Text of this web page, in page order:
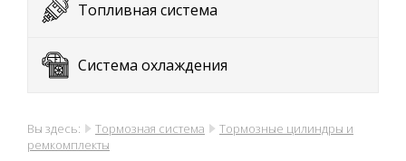
Топливная система
Система охлаждения
Вы здесь: Тормозная система
Тормозные цилиндры и
ремкомплекты